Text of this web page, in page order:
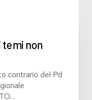
temi non
contrario del Pd